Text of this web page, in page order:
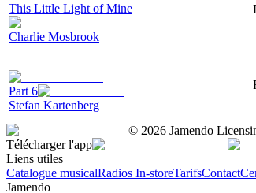
This Little Light of Mine
Charlie Mosbrook
Part 6
Stefan Kartenberg
© 2026 Jamendo
Télécharger l'app
Liens utiles
Catalogue musicalRadios In-storeTarifsContact
Jamendo